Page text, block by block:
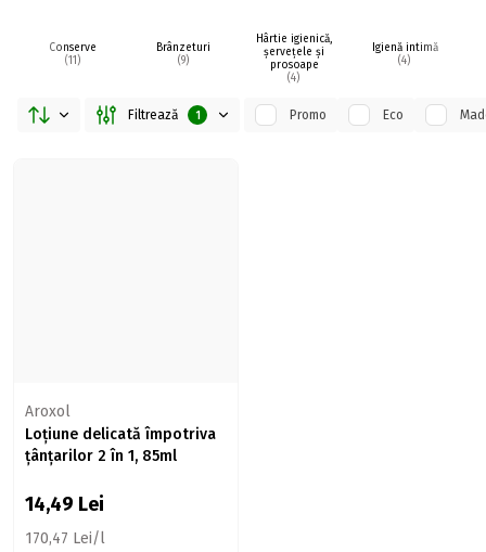
Conserve
(11)
Brânzeturi
(9)
Hârtie igienică,
șervețele și
prosoape
(4)
Igienă intimă
(4)
Filtrează 1 Promo Eco
Aroxol
Loțiune delicată împotriva
țânțarilor 2 în 1, 85ml
14,49 Lei
170,47 Lei/l